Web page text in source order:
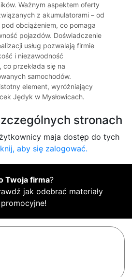
Ważnym aspektem oferty
z akumulatorami – od
obciążeniem, co pomaga
pojazdów. Doświadczenie
usług pozwalają firmie
i niezawodność
przekłada się na
samochodów.
element, wyróżniający
Jędyk w Mysłowicach.
stronach
maja dostęp do tych
aby się zalogować.
Twoja firma?
jak odebrać materiały
promocyjne!